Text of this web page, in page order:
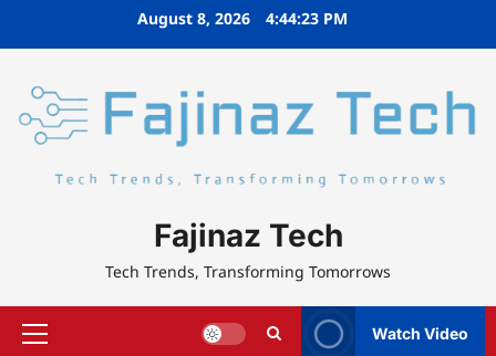
August 8, 2026 4:44:24 PM
Fajinaz Tech
Tech Trends, Transforming Tomorrows
Primary
Watch Video